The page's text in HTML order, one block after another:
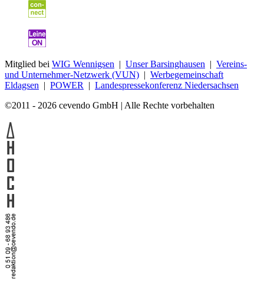
Mitglied bei WIG Wennigsen | Unser Barsinghausen | Vereins-
und Unternehmer-Netzwerk (VUN) | Werbegemeinschaft
Eldagsen | POWER | Landespressekonferenz Niedersachsen
©2011 - 2026 cevendo GmbH | Alle Rechte vorbehalten